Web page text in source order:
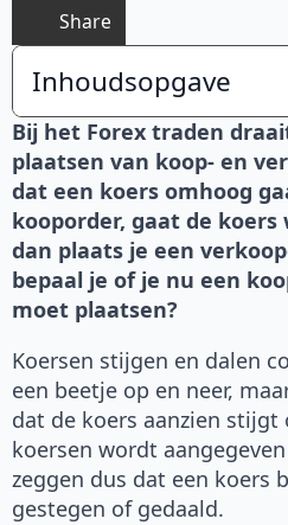
Share
Inhoudsopgave
Bij het Forex traden
plaatsen van koop- en
dat een koers omhoog
kooporder, gaat de
dan plaats je een
bepaal je of je nu een
moet plaatsen?
Koersen stijgen en dalen
een beetje op en neer,
dat de koers aanzien stijgt
koersen wordt
zeggen dus dat een koers
gestegen of gedaald.